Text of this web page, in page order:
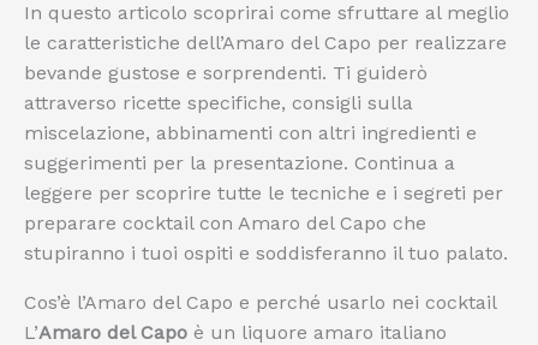
In questo articolo scoprirai come sfruttare al meglio
le caratteristiche dell’Amaro del Capo per realizzare
bevande gustose e sorprendenti. Ti guiderò
attraverso ricette specifiche, consigli sulla
miscelazione, abbinamenti con altri ingredienti e
suggerimenti per la presentazione. Continua a
leggere per scoprire tutte le tecniche e i segreti per
preparare cocktail con Amaro del Capo che
stupiranno i tuoi ospiti e soddisferanno il tuo palato.
Cos’è l’Amaro del Capo e perché usarlo nei cocktail
L’Amaro del Capo è un liquore amaro italiano